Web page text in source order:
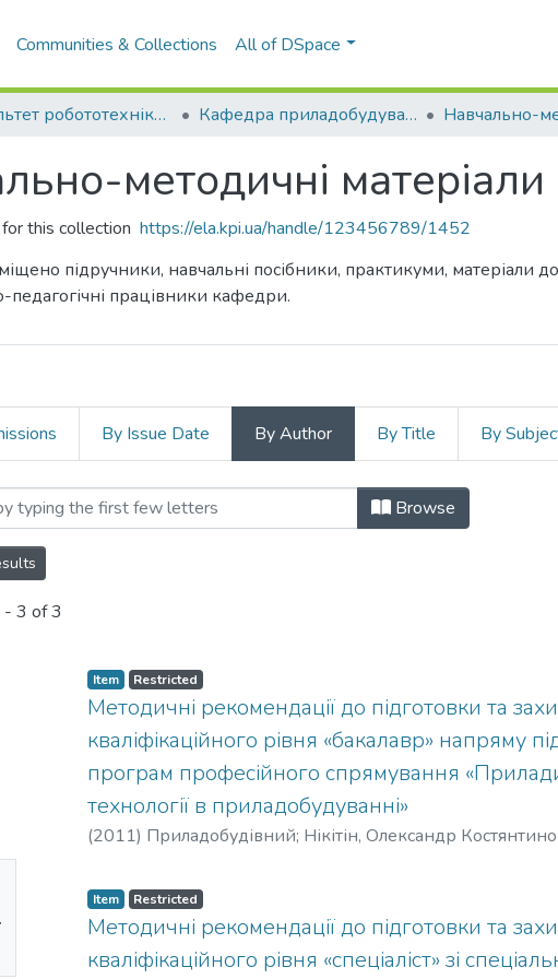
Communities & Collections All of DSpace
Факультет робототехніки та приладобудування (ФРП) Кафедра приладобудування (ПБ)
методичні
this collection https://ela.kpi.ua/handle/123456789/1452
підручники, навчальні посібники, практикуми, матеріали
педагогічні працівники кафедри.
By Issue Date By Author By Title By
Навчально-методичні матеріали
Browse
- 3 of 3
Item Restricted
Методичні рекомендації до підготовки та
кваліфікаційного рівня «бакалавр» напряму
програм професійного спрямування «Прилади
технології в приладобудуванні»
(2011) Приладобудівний; Нікітін, Олександр
Item Restricted
Методичні рекомендації до підготовки та
кваліфікаційного рівня «спеціаліст» зі